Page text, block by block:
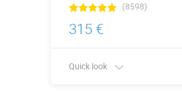
(8598)
315 €
Quick look